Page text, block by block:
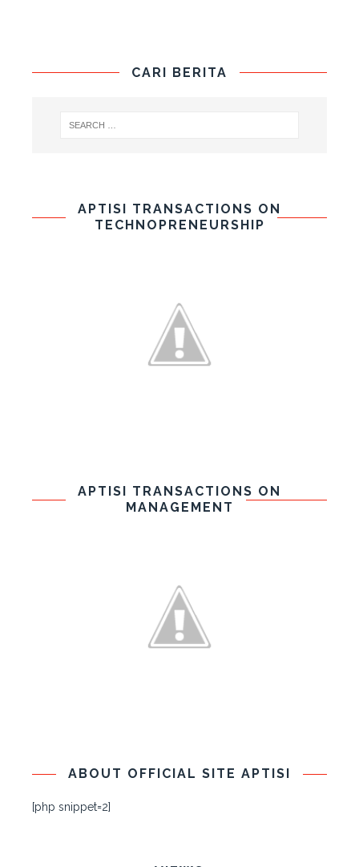
CARI BERITA
APTISI TRANSACTIONS ON
TECHNOPRENEURSHIP
APTISI TRANSACTIONS ON
MANAGEMENT
ABOUT OFFICIAL SITE APTISI
[php snippet=2]